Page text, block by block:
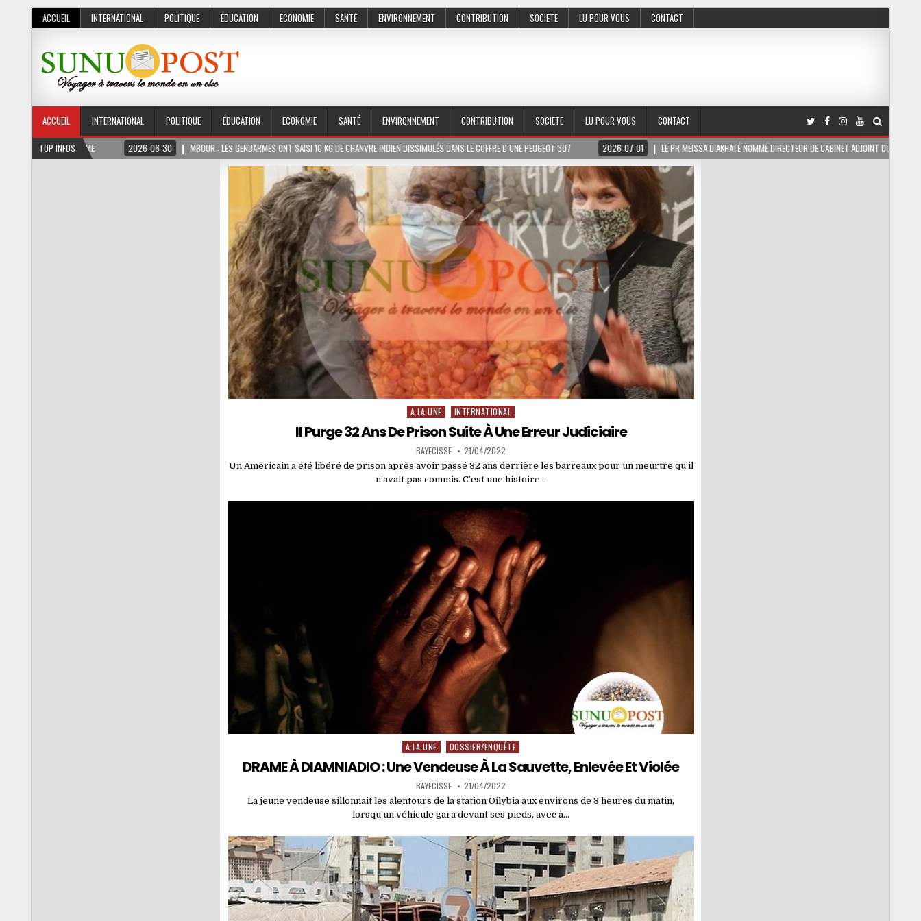
ACCUEIL INTERNATIONAL POLITIQUE ÉDUCATION ECONOMIE SANTÉ ENVIRONNEMENT CONTRIBUTION SOCIETE LU POUR VOUS CONTACT
ACCUEIL INTERNATIONAL POLITIQUE ÉDUCATION ECONOMIE SANTÉ ENVIRONNEMENT CONTRIBUTION SOCIETE LU POUR VOUS
CONTACT
TOP INFOS
2026-06-30 MBOUR : LES GENDARMES ONT SAISI 10 KG DE CHANVRE INDIEN DISSIMULÉS DANS LE COFFRE D’UNE PEUGEOT 307 2026-07-01 LE PR MEISSA DIAKHATÉ NOMMÉ DIRECTEUR DE CABINET ADJOINT DU PRÉSIDENT DE LA RÉPUBLIQUE
Posted
in
A LA UNE INTERNATIONAL
Il Purge 32 Ans De Prison Suite À Une Erreur Judiciaire
BAYECISSE 21/04/2022
Un Américain a été libéré de prison après avoir passé 32 ans derrière les barreaux pour un meurtre qu’il
n’avait pas commis. C’est une histoire…
Posted
A LA UNE DOSSIER/ENQUÊTE
DRAME À DIAMNIADIO : Une Vendeuse À La Sauvette, Enlevée Et Violée
BAYECISSE 21/04/2022
La jeune vendeuse sillonnait les alentours de la station Oilybia aux environs de 3 heures du matin,
lorsqu’un véhicule gara devant ses pieds, avec à…